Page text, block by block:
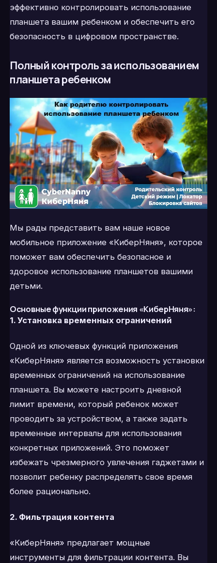
эффективно контролировать использование
планшета вашим ребенком и обеспечить его
безопасность в цифровом пространстве.
Полный контроль за использованием
планшета ребенком
Мы рады представить вам наше новое
мобильное приложение «КиберНяня», которое
поможет вам обеспечить безопасное и
здоровое использование планшетов вашими
детьми.
Основные функции приложения «КиберНяня»:
1. Установка временных ограничений
Одной из ключевых функций приложения
«КиберНяня» является возможность установки
временных ограничений на использование
планшета. Вы можете настроить дневной
лимит времени, который ребенок может
проводить за устройством, а также задать
временные интервалы для использования
конкретных приложений. Это поможет
избежать чрезмерного увлечения гаджетами и
позволит ребенку распределять свое время
более рационально.
2. Фильтрация контента
«КиберНяня» предлагает мощные
инструменты для фильтрации контента. Вы